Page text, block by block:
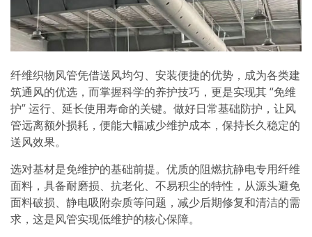
纤维织物风管凭借送风均匀、安装便捷的优势，成为各类建
筑通风的优选，而掌握科学的养护技巧，更是实现其 “免维
护” 运行、延长使用寿命的关键。做好日常基础防护，让风
管远离额外损耗，便能大幅减少维护成本，保持长久稳定的
送风效果。
选对基材是免维护的基础前提。优质的阻燃抗静电专用纤维
面料，具备耐磨损、抗老化、不易积尘的特性，从源头避免
面料破损、静电吸附杂质等问题，减少后期修复和清洁的需
求，这是风管实现低维护的核心保障。